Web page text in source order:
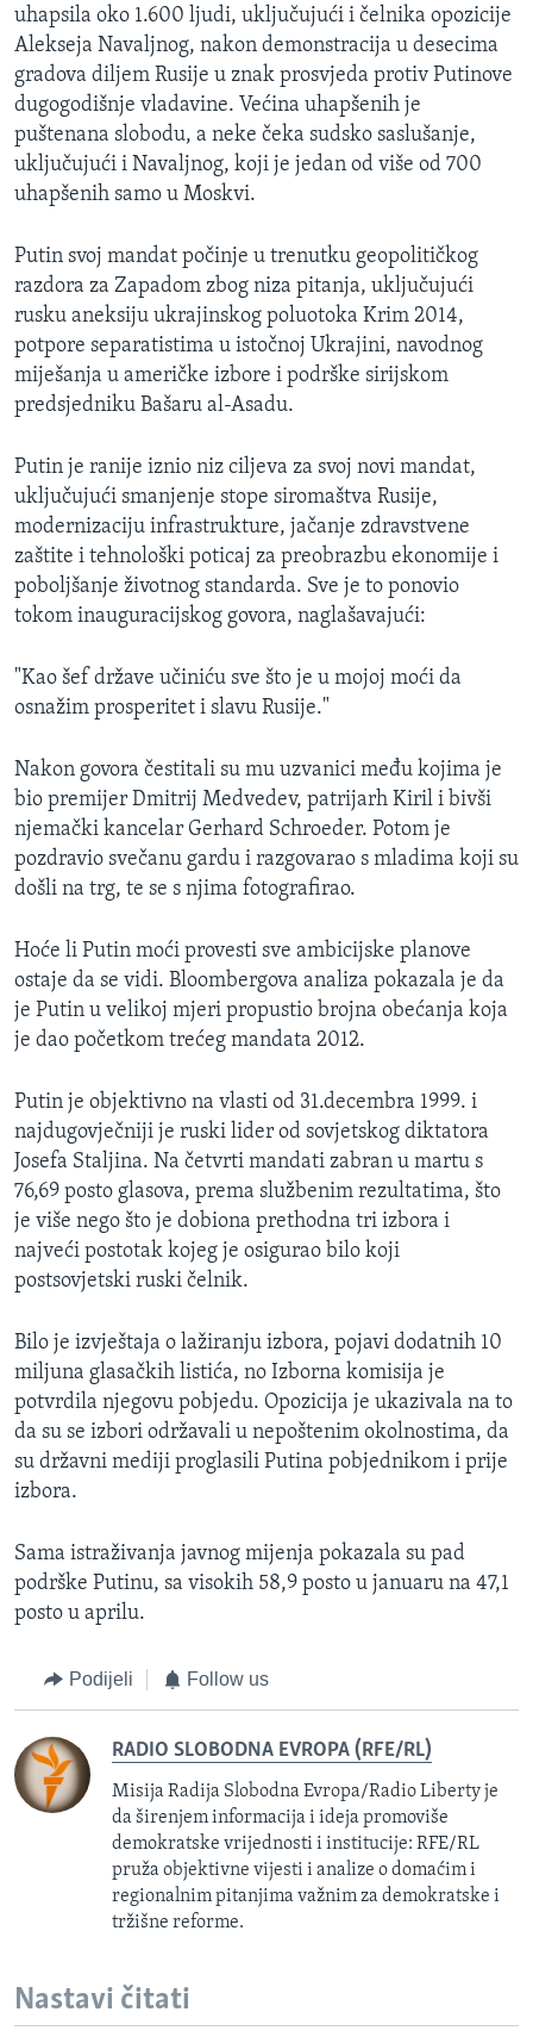
uhapsila oko 1.600 ljudi, uključujući i čelnika opozicije
Alekseja Navaljnog, nakon demonstracija u desecima
gradova diljem Rusije u znak prosvjeda protiv Putinove
dugogodišnje vladavine. Većina uhapšenih je
puštenana slobodu, a neke čeka sudsko saslušanje,
uključujući i Navaljnog, koji je jedan od više od 700
uhapšenih samo u Moskvi.
Putin svoj mandat počinje u trenutku geopolitičkog
razdora za Zapadom zbog niza pitanja, uključujući
rusku aneksiju ukrajinskog poluotoka Krim 2014,
potpore separatistima u istočnoj Ukrajini, navodnog
miješanja u američke izbore i podrške sirijskom
predsjedniku Bašaru al-Asadu.
Putin je ranije iznio niz ciljeva za svoj novi mandat,
uključujući smanjenje stope siromaštva Rusije,
modernizaciju infrastrukture, jačanje zdravstvene
zaštite i tehnološki poticaj za preobrazbu ekonomije i
poboljšanje životnog standarda. Sve je to ponovio
tokom inauguracijskog govora, naglašavajući:
"Kao šef države učiniću sve što je u mojoj moći da
osnažim prosperitet i slavu Rusije."
Nakon govora čestitali su mu uzvanici među kojima je
bio premijer Dmitrij Medvedev, patrijarh Kiril i bivši
njemački kancelar Gerhard Schroeder. Potom je
pozdravio svečanu gardu i razgovarao s mladima koji su
došli na trg, te se s njima fotografirao.
Hoće li Putin moći provesti sve ambicijske planove
ostaje da se vidi. Bloombergova analiza pokazala je da
je Putin u velikoj mjeri propustio brojna obećanja koja
je dao početkom trećeg mandata 2012.
Putin je objektivno na vlasti od 31.decembra 1999. i
najdugovječniji je ruski lider od sovjetskog diktatora
Josefa Staljina. Na četvrti mandati zabran u martu s
76,69 posto glasova, prema službenim rezultatima, što
je više nego što je dobiona prethodna tri izbora i
najveći postotak kojeg je osigurao bilo koji
postsovjetski ruski čelnik.
Bilo je izvještaja o lažiranju izbora, pojavi dodatnih 10
miljuna glasačkih listića, no Izborna komisija je
potvrdila njegovu pobjedu. Opozicija je ukazivala na to
da su se izbori održavali u nepoštenim okolnostima, da
su državni mediji proglasili Putina pobjednikom i prije
izbora.
Sama istraživanja javnog mijenja pokazala su pad
podrške Putinu, sa visokih 58,9 posto u januaru na 47,1
posto u aprilu.
Podijeli Follow us
RADIO SLOBODNA EVROPA (RFE/RL)
Misija Radija Slobodna Evropa/Radio Liberty je
da širenjem informacija i ideja promoviše
demokratske vrijednosti i institucije: RFE/RL
pruža objektivne vijesti i analize o domaćim i
regionalnim pitanjima važnim za demokratske i
tržišne reforme.
Nastavi čitati